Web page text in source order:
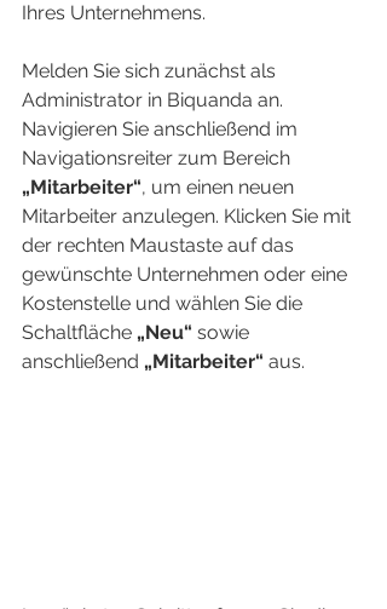
Ihres Unternehmens.
Melden Sie sich zunächst als
Administrator in Biquanda an.
Navigieren Sie anschließend im
Navigationsreiter zum Bereich
„Mitarbeiter“, um einen neuen
Mitarbeiter anzulegen. Klicken Sie mit
der rechten Maustaste auf das
gewünschte Unternehmen oder eine
Kostenstelle und wählen Sie die
Schaltfläche „Neu“ sowie
anschließend „Mitarbeiter“ aus.